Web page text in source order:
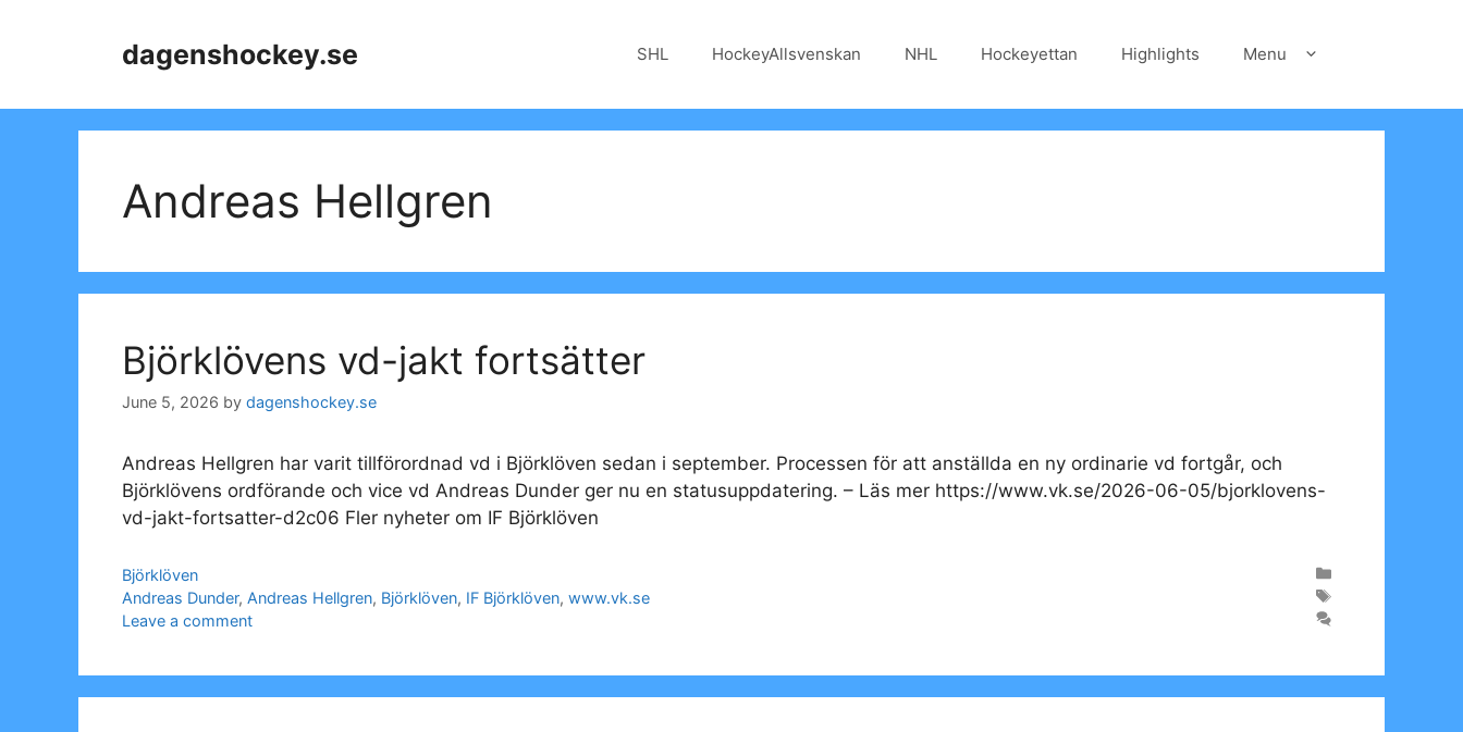
dagenshockey.se SHL HockeyAllsvenskan NHL Hockeyettan Highlights Menu
Andreas Hellgren
Björklövens vd-jakt fortsätter
June 5, 2026 by dagenshockey.se
Andreas Hellgren har varit tillförordnad vd i Björklöven sedan i september. Processen för att anställda en ny ordinarie vd fortgår, och
Björklövens ordförande och vice vd Andreas Dunder ger nu en statusuppdatering. – Läs mer https://www.vk.se/2026-06-05/bjorklovens-
vd-jakt-fortsatter-d2c06 Fler nyheter om IF Björklöven
Categories
Björklöven
Tags
Andreas Dunder, Andreas Hellgren, Björklöven, IF Björklöven, www.vk.se
Leave a comment